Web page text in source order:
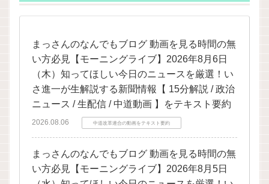
まっさんのなんでもブログ 動画を見る時間の無
い方必見【モーニングライブ】2026年8月6日
（木）知ってほしい今日のニュースを厳選！い
さ進一が生解説する新聞情報【 15分解説 / 政治
ニュース / 生配信 / 中道動画 】をテキスト要約
2026.08.06 中道改革連合の動画をテキスト要約
まっさんのなんでもブログ 動画を見る時間の無
い方必見【モーニングライブ】2026年8月5日